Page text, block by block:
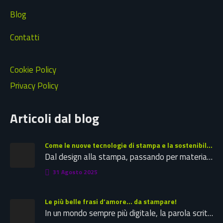
Blog
Contatti
Cookie Policy
Privacy Policy
Articoli dal blog
Come le nuove tecnologie di stampa e la sostenibilità stanno ridefinendo il futuro della tipografia
Dal design alla stampa, passando per materiali speciali e tecniche innovative: leggi la nostra guida completa per la tipografia del…
31 Agosto 2025
Le più belle frasi d’amore… da stampare!
In un mondo sempre più digitale, la parola scritta su carta mantiene un fascino eterno, soprattutto quando si parla di…